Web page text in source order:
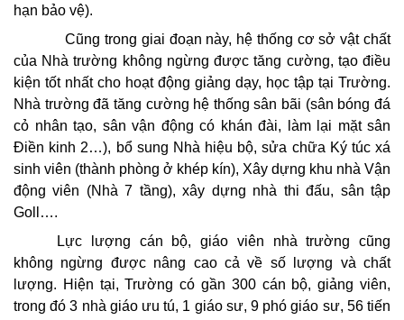
hạn bảo vệ).
Cũng trong giai đoạn này, hệ thống cơ sở vật chất
của Nhà trường không ngừng được tăng cường, tạo điều
kiện tốt nhất cho hoạt động giảng dạy, học tập tại Trường.
Nhà trường đã tăng cường hệ thống sân bãi (sân bóng đá
cỏ nhân tạo, sân vận động có khán đài, làm lại mặt sân
Điền kinh 2…), bổ sung Nhà hiệu bộ, sửa chữa Ký túc xá
sinh viên (thành phòng ở khép kín), Xây dựng khu nhà Vận
động viên (Nhà 7 tầng), xây dựng nhà thi đấu, sân tập
Goll….
Lực lượng cán bộ, giáo viên nhà trường cũng
không ngừng được nâng cao cả về số lượng và chất
lượng. Hiện tại, Trường có gần 300 cán bộ, giảng viên,
trong đó 3 nhà giáo ưu tú, 1 giáo sư, 9 phó giáo sư, 56 tiến